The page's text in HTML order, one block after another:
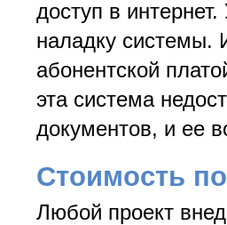
доступ в
наладку системы.
абонентской
эта система
документов, и ее
Стоимость
Любой проект